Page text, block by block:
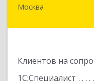
Москва
Клиентов на
1С:Специалист
127434,